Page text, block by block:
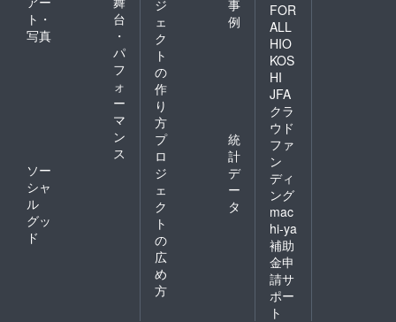
ト・
写真
台
・
パ
フ
ォ
ー
マ
ン
ス
ソー
シャ
ル
グッ
ド
ジ
ェ
ク
ト
の
作
り
方
事
例
プ
ロ
ジ
ェ
ク
ト
の
広
め
方
統
計
デ
ー
タ
FOR
ALL
HIO
KOS
HI
JFA
クラ
ウド
ファ
ン
ディ
ング
mac
hi-ya
補助
金申
請サ
ポー
ト